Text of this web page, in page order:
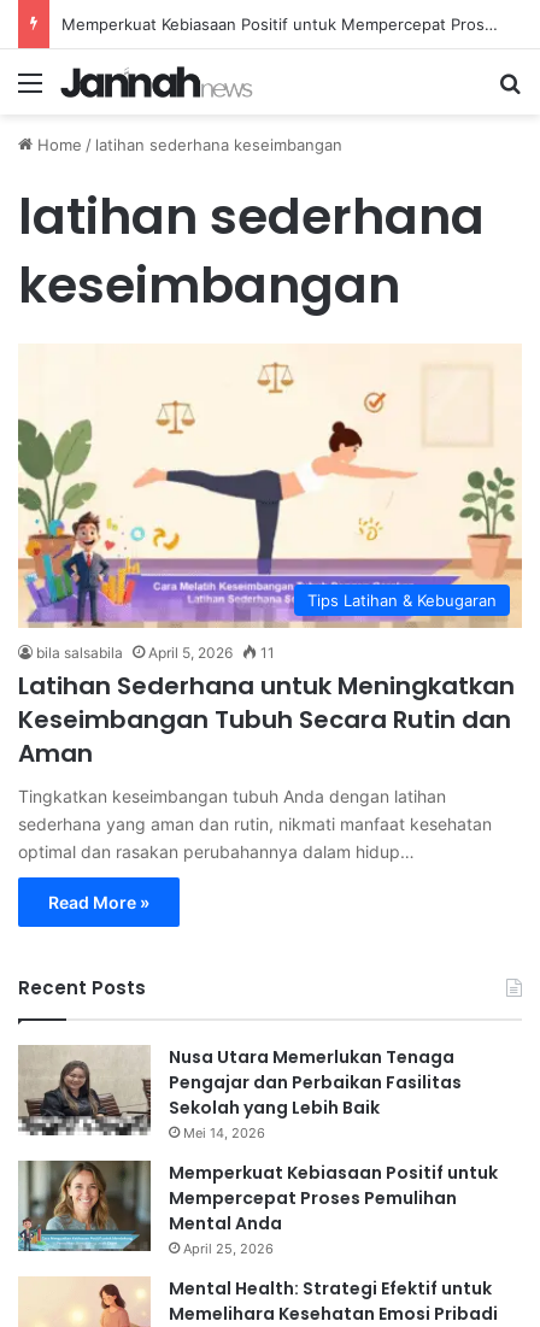
Memperkuat Kebiasaan Positif untuk Mempercepat Proses Pemulihan Mental Anda
Menu
Home / latihan sederhana keseimbangan
latihan sederhana
keseimbangan
Tips Latihan & Kebugaran
bila salsabila April 5, 2026 11
Latihan Sederhana untuk Meningkatkan
Keseimbangan Tubuh Secara Rutin dan
Aman
Tingkatkan keseimbangan tubuh Anda dengan latihan
sederhana yang aman dan rutin, nikmati manfaat kesehatan
optimal dan rasakan perubahannya dalam hidup…
Read More »
Recent Posts
Nusa Utara Memerlukan Tenaga
Pengajar dan Perbaikan Fasilitas
Sekolah yang Lebih Baik
Mei 14, 2026
Memperkuat Kebiasaan Positif untuk
Mempercepat Proses Pemulihan
Mental Anda
April 25, 2026
Mental Health: Strategi Efektif untuk
Memelihara Kesehatan Emosi Pribadi